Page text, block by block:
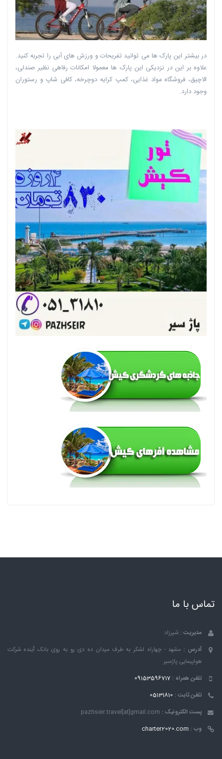
در بیشتر این پارک ها می توانید تفریحات و ورزش های آبی را تجربه کنید.
علاوه بر این در نزدیکی این پارک ها معمولا امکانات رفاهی نظیر صندلی،
الاچیق، فروشگاه مواد غذایی، کمپ کرایه دوچرخه، کافی شاپ و رستوران
وجود دارد.
تماس با ما
مدیریت : شیرزاد
آدرس : مشهد - چهاراه لشکر به طرف میدان ده دی رو به روی بانک ٱینده شرکت
هواپیمایی پاژسیر
تلفن همراه : 09153596717
تلفن ثابت : 05131810
پست الکترونیک : pazhseir.travel[at]gmail.com
وب : charter2020.com